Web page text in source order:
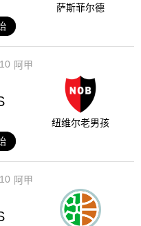
萨斯菲尔德
阿甲
纽维尔老男孩
阿甲